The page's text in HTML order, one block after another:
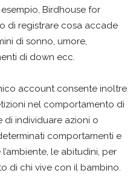
Birdhouse for
di registrare cosa accade
di sonno, umore,
di down ecc.
account consente inoltre
nel comportamento di
di individuare azioni o
comportamenti e
le abitudini, per
di chi vive con il bambino.